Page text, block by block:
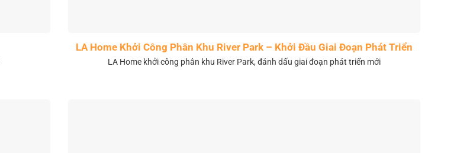
LA Home Khởi Công Phân Khu River Park – Khởi Đầu Giai Đoạn Phát Triển
Mới
LA Home khởi công phân khu River Park, đánh dấu giai đoạn phát triển mới